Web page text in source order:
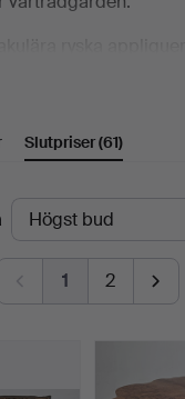
sticker ut, en
ett litet mästarprov
De drygt
eller en så kallad
Slutpriser(61)
1 2